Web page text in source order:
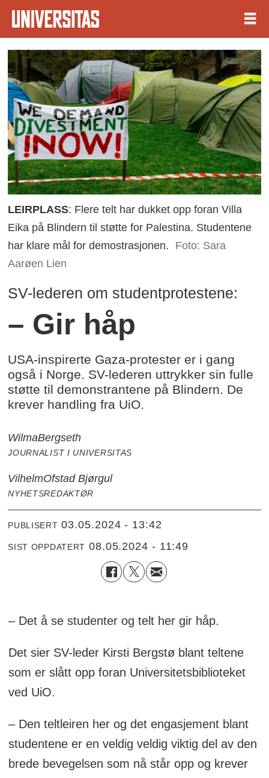
LEIRPLASS: Flere telt har dukket opp foran Villa
Eika på Blindern til støtte for Palestina. Studentene
har klare mål for demostrasjonen.
Foto: Sara
Aarøen Lien
SV-lederen om studentprotestene:
– Gir håp
USA-inspirerte Gaza-protester er i gang
også i Norge. SV-lederen uttrykker sin fulle
støtte til demonstrantene på Blindern. De
krever handling fra UiO.
WilmaBergseth
JOURNALIST I UNIVERSITAS
VilhelmOfstad Bjørgul
NYHETSREDAKTØR
PUBLISERT 03.05.2024 - 13:42
SIST OPPDATERT 08.05.2024 - 11:49
– Det å se studenter og telt her gir håp.
Det sier SV-leder Kirsti Bergstø blant teltene
som er slått opp foran Universitetsbiblioteket
ved UiO.
– Den teltleiren her og det engasjement blant
studentene er en veldig veldig viktig del av den
brede bevegelsen som nå står opp og krever